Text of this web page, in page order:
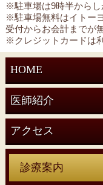
※駐車場は9時半からし
※駐車場無料はイトー
受付からお会計までが
※クレジットカードは
HOME
医師紹介
アクセス
診療案内